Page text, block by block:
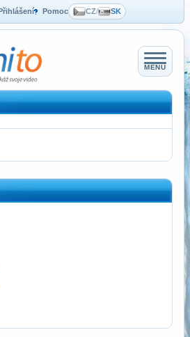
Pomoc CZ/ SK
MENU